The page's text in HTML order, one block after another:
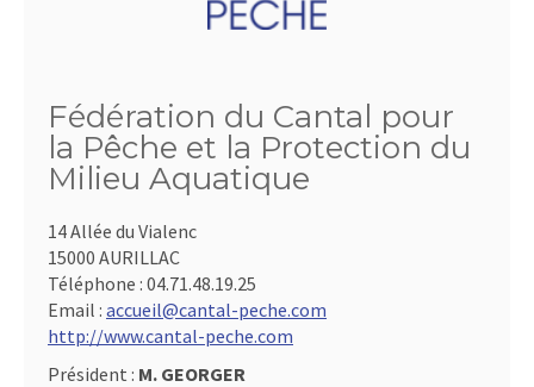
Fédération du Cantal pour
la Pêche et la Protection du
Milieu Aquatique
14 Allée du Vialenc
15000 AURILLAC
Téléphone : 04.71.48.19.25
Email : accueil@cantal-peche.com
http://www.cantal-peche.com
Président : M. GEORGER